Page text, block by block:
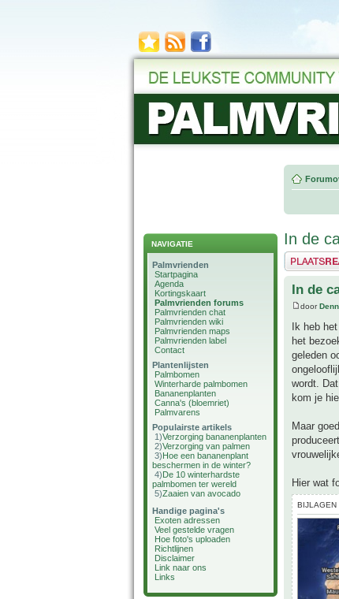
NAVIGATIE
Palmvrienden
Startpagina
Agenda
Kortingskaart
Palmvrienden forums
Palmvrienden chat
Palmvrienden wiki
Palmvrienden maps
Palmvrienden label
Contact
Plantenlijsten
Palmbomen
Winterharde palmbomen
Bananenplanten
Canna's (bloemriet)
Palmvarens
Populairste artikels
1)Verzorging bananenplanten
2)Verzorging van palmen
3)Hoe een bananenplant
beschermen in de winter?
4)De 10 winterhardste
palmbomen ter wereld
5)Zaaien van avocado
Handige pagina's
Exoten adressen
Veel gestelde vragen
Hoe foto's uploaden
Richtlijnen
Disclaimer
Link naar ons
Links
In de
Plaats een
In de
door
Ik heb
het
geleden
wordt.
kom je
Maar
Hier wat
BIJLAGEN